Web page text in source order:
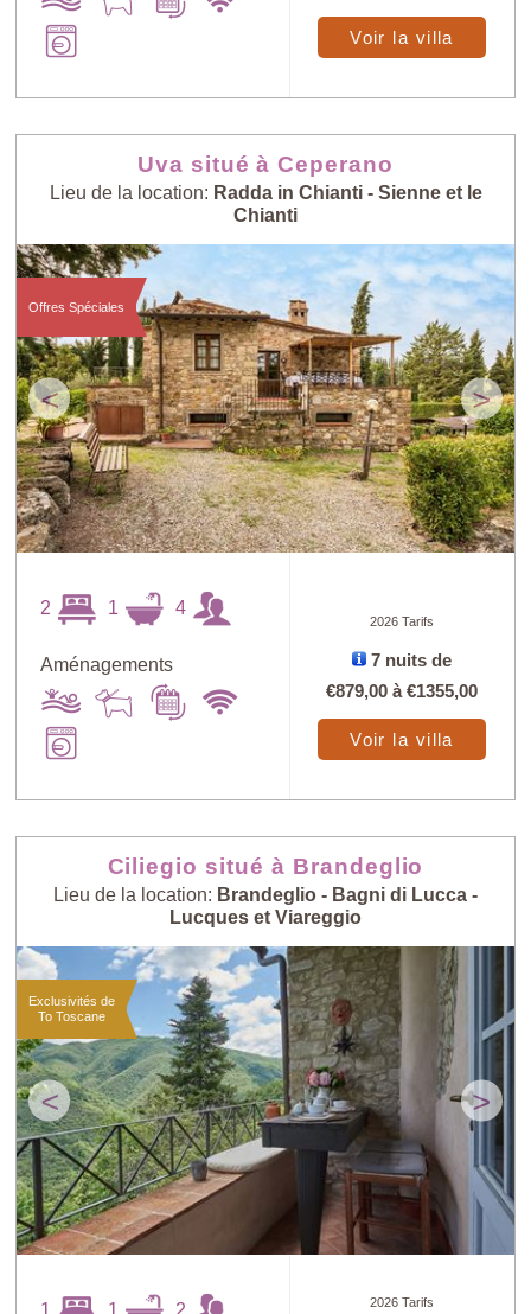
Voir la villa
Uva situé à Ceperano
Lieu de la location: Radda in Chianti - Sienne et le
Chianti
< >
Offres Spéciales
2 1 4
Aménagements
2026 Tarifs
7 nuits de
€879,00 à€1355,00
Voir la villa
Ciliegio situé à Brandeglio
Lieu de la location: Brandeglio - Bagni di Lucca -
Lucques et Viareggio
< >
Exclusivités de
To Toscane
1 1 2 2026 Tarifs